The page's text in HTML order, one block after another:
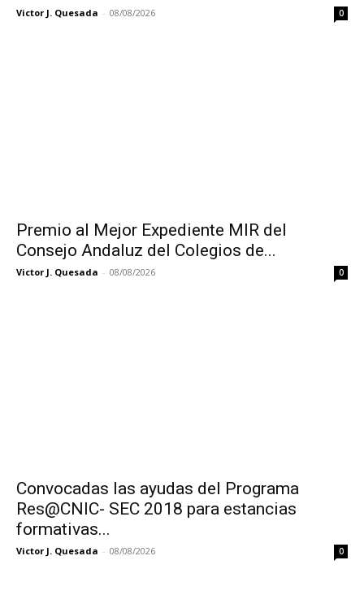
Victor J. Quesada - 08/08/2026 0
Premio al Mejor Expediente MIR del
Consejo Andaluz del Colegios de...
Victor J. Quesada - 08/08/2026 0
Convocadas las ayudas del Programa
Res@CNIC- SEC 2018 para estancias
formativas...
Victor J. Quesada - 08/08/2026 0